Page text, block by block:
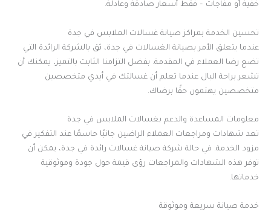
خفية أو مفاجآت – فقط أسعار صادقة وعادلة.
تحسين الخدمة بمراكز صيانة غسالات الملابس في جدة
عندما يتعلق الأمر بصيانة الغسالات في جدة، ثق بالشركة الرائدة التي
تضع رضا العملاء في المقدمة. بفضل التزامنا الثابت بالتميز، يمكنك أن
تشعر براحة البال عندما تعلم أن غسالتك في أيدي متخصصين
متخصصين يهتمون حقًا برضاك.
معلومات المساعدة والدعم بغسالات الملابس في جدة
تعد شهادات ومراجعات العملاء الراضين جانبًا حاسمًا عند التفكير في
مزود الخدمة. في حالة شركة صيانة غسالات رائدة في جدة، يمكن أن
توفر هذه الشهادات والمراجعات رؤى قيمة حول جودة وموثوقية
خدماتها.
خدمة صيانة سريعة وموثوقة